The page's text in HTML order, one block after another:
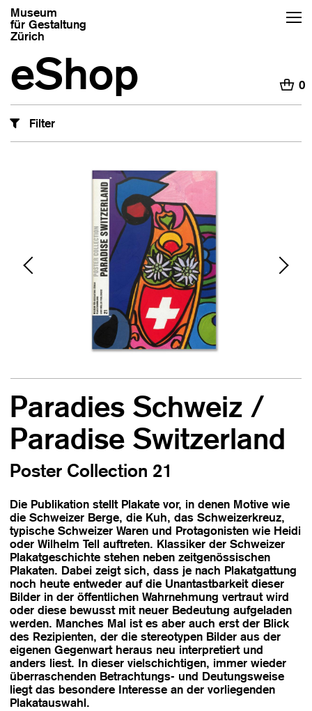
Museum
für Gestaltung
Zürich
eShop H 0
Filter
‹
›
Paradies Schweiz /
Paradise Switzerland
Poster Collection 21
Die Publikation stellt Plakate vor, in denen Motive wie
die Schweizer Berge, die Kuh, das Schweizerkreuz,
typische Schweizer Waren und Protagonisten wie Heidi
oder Wilhelm Tell auftreten. Klassiker der Schweizer
Plakatgeschichte stehen neben zeitgenössischen
Plakaten. Dabei zeigt sich, dass je nach Plakatgattung
noch heute entweder auf die Unantastbarkeit dieser
Bilder in der öffentlichen Wahrnehmung vertraut wird
oder diese bewusst mit neuer Bedeutung aufgeladen
werden. Manches Mal ist es aber auch erst der Blick
des Rezipienten, der die stereotypen Bilder aus der
eigenen Gegenwart heraus neu interpretiert und
anders liest. In dieser vielschichtigen, immer wieder
überraschenden Betrachtungs- und Deutungsweise
liegt das besondere Interesse an der vorliegenden
Plakatauswahl.